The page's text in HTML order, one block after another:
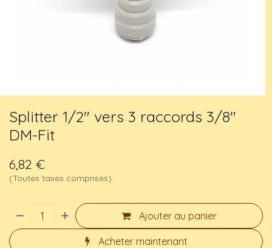
Splitter 1/2" vers 3 raccords 3/8"
DM-Fit
6,82 €
(Toutes taxes comprises)
Ajouter au panier
Acheter maintenant